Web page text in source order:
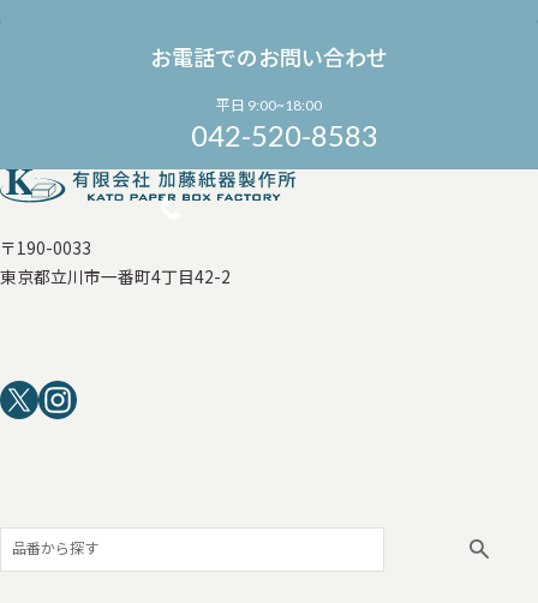
お電話でのお問い合わせ
平日 9:00~18:00
042-520-8583
〒190-0033
東京都立川市一番町4丁目42-2